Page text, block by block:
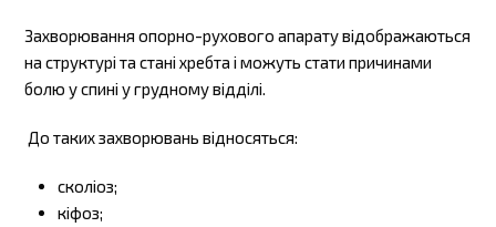
Захворювання опорно-рухового апарату відображаються
на структурі та стані хребта і можуть стати причинами
болю у спині у грудному відділі.
До таких захворювань відносяться:
сколіоз;
кіфоз;